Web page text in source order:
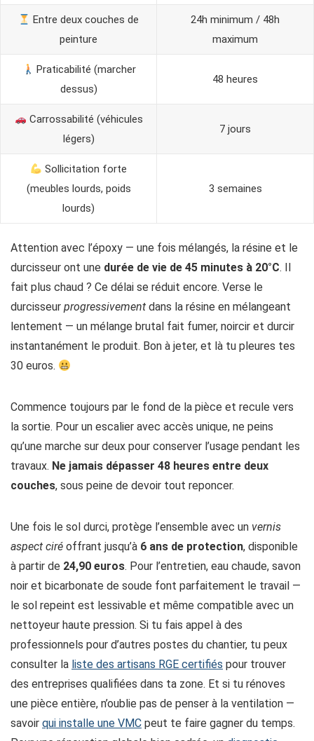
Entre deux couches de
peinture
24h minimum / 48h
maximum
Praticabilité (marcher
dessus)
48 heures
Carrossabilité (véhicules
légers)
7 jours
Sollicitation forte
(meubles lourds, poids
lourds)
3 semaines
Attention avec l’époxy — une fois mélangés, la résine et le
durcisseur ont une durée de vie de 45 minutes à 20°C. Il
fait plus chaud ? Ce délai se réduit encore. Verse le
durcisseur progressivement dans la résine en mélangeant
lentement — un mélange brutal fait fumer, noircir et durcir
instantanément le produit. Bon à jeter, et là tu pleures tes
30 euros.
Commence toujours par le fond de la pièce et recule vers
la sortie. Pour un escalier avec accès unique, ne peins
qu’une marche sur deux pour conserver l’usage pendant les
travaux. Ne jamais dépasser 48 heures entre deux
couches, sous peine de devoir tout reponcer.
Une fois le sol durci, protège l’ensemble avec un vernis
aspect ciré offrant jusqu’à 6 ans de protection, disponible
à partir de 24,90 euros. Pour l’entretien, eau chaude, savon
noir et bicarbonate de soude font parfaitement le travail —
le sol repeint est lessivable et même compatible avec un
nettoyeur haute pression. Si tu fais appel à des
professionnels pour d’autres postes du chantier, tu peux
consulter la liste des artisans RGE certifiés pour trouver
des entreprises qualifiées dans ta zone. Et si tu rénoves
une pièce entière, n’oublie pas de penser à la ventilation —
savoir qui installe une VMC peut te faire gagner du temps.